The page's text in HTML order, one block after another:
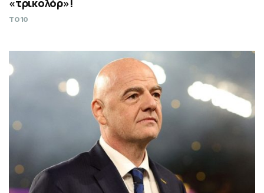
TO10